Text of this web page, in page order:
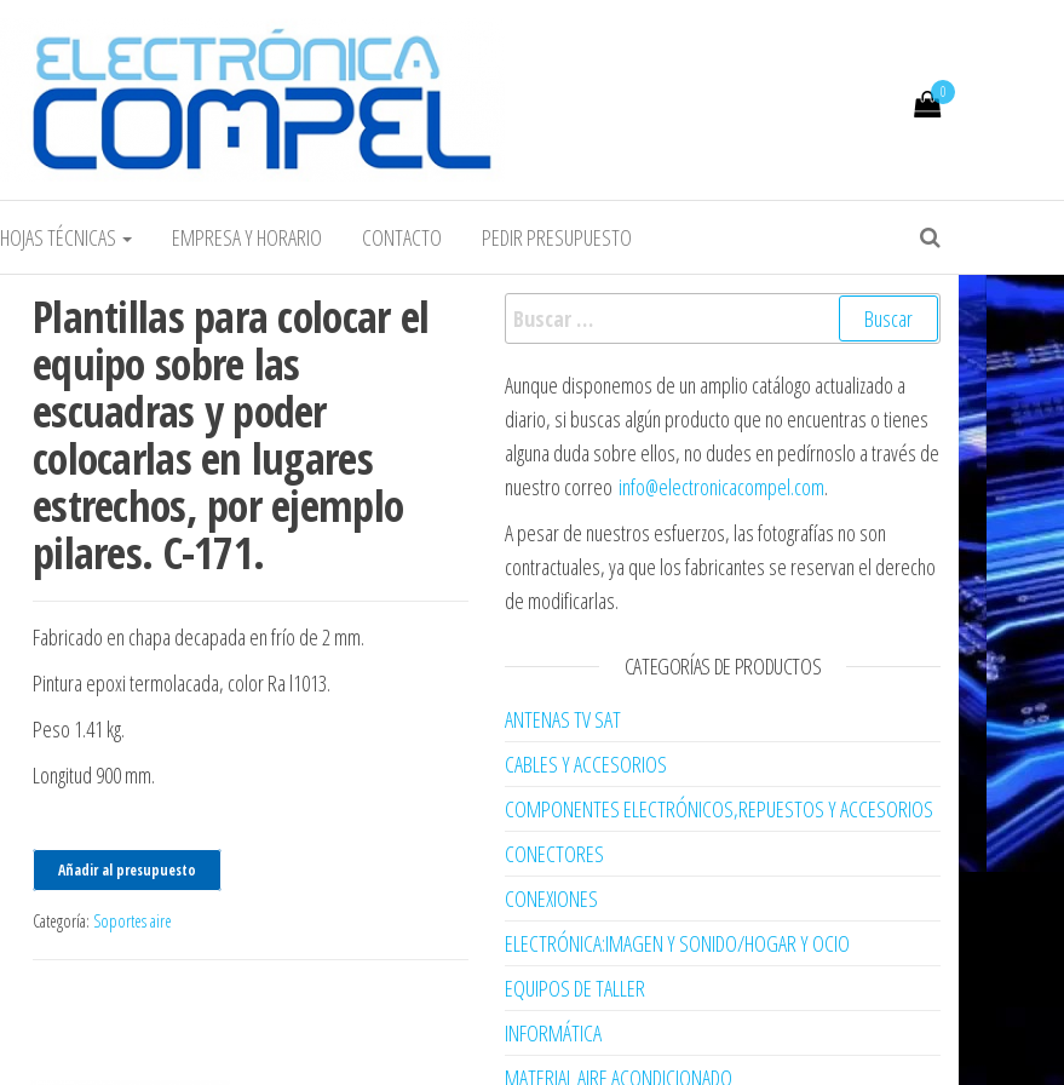
Electrónica COMPEL
0
HOJAS TÉCNICAS EMPRESA Y HORARIO CONTACTO PEDIR PRESUPUESTO
Plantillas para colocar el
equipo sobre las
escuadras y poder
colocarlas en lugares
estrechos, por ejemplo
pilares. C-171.
Fabricado en chapa decapada en frío de 2 mm.
Pintura epoxi termolacada, color Ra l1013.
Peso 1.41 kg.
Longitud 900 mm.
Añadir al presupuesto
Categoría: Soportes aire
Buscar:
Aunque disponemos de un amplio catálogo actualizado a
diario, si buscas algún producto que no encuentras o tienes
alguna duda sobre ellos, no dudes en pedírnoslo a través de
nuestro correo info@electronicacompel.com.
A pesar de nuestros esfuerzos, las fotografías no son
contractuales, ya que los fabricantes se reservan el derecho
de modificarlas.
CATEGORÍAS DE PRODUCTOS
ANTENAS TV SAT
CABLES Y ACCESORIOS
COMPONENTES ELECTRÓNICOS,REPUESTOS Y ACCESORIOS
CONECTORES
CONEXIONES
ELECTRÓNICA:IMAGEN Y SONIDO/HOGAR Y OCIO
EQUIPOS DE TALLER
INFORMÁTICA
MATERIAL AIRE ACONDICIONADO